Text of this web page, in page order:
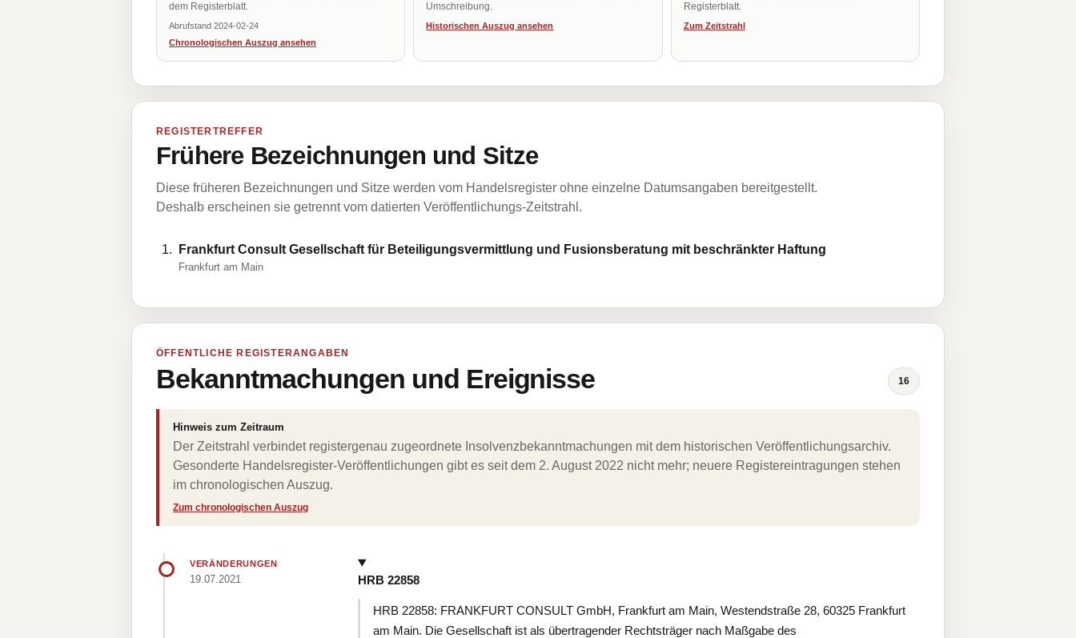
dem Registerblatt.
Abrufstand 2024-02-24
Chronologischen Auszug ansehen
Umschreibung.
Historischen Auszug ansehen
Registerblatt.
Zum Zeitstrahl
REGISTERTREFFER
Frühere Bezeichnungen und Sitze
Diese früheren Bezeichnungen und Sitze werden vom Handelsregister ohne einzelne Datumsangaben bereitgestellt.
Deshalb erscheinen sie getrennt vom datierten Veröffentlichungs-Zeitstrahl.
Frankfurt Consult Gesellschaft für Beteiligungsvermittlung und Fusionsberatung mit beschränkter Haftung
Frankfurt am Main
ÖFFENTLICHE REGISTERANGABEN
Bekanntmachungen und Ereignisse 16
Hinweis zum Zeitraum
Der Zeitstrahl verbindet registergenau zugeordnete Insolvenzbekanntmachungen mit dem historischen Veröffentlichungsarchiv.
Gesonderte Handelsregister-Veröffentlichungen gibt es seit dem 2. August 2022 nicht mehr; neuere Registereintragungen stehen
im chronologischen Auszug.
Zum chronologischen Auszug
VERÄNDERUNGEN
19.07.2021 HRB 22858
HRB 22858: FRANKFURT CONSULT GmbH, Frankfurt am Main, Westendstraße 28, 60325 Frankfurt
am Main. Die Gesellschaft ist als übertragender Rechtsträger nach Maßgabe des